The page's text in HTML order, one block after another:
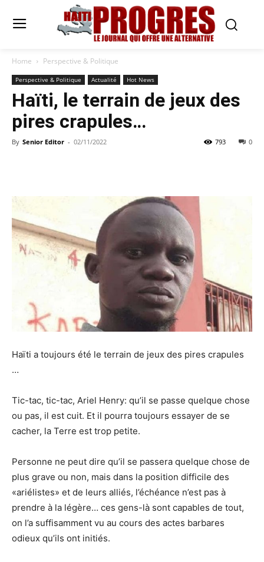
Home Perspective & Politique
Perspective & Politique Actualité Hot News
Haïti, le terrain de jeux des
pires crapules…
By Senior Editor - 02/11/2022 0
793
Haïti a toujours été le terrain de jeux des pires crapules
…
Tic-tac, tic-tac, Ariel Henry: qu’il se passe quelque chose
ou pas, il est cuit. Et il pourra toujours essayer de se
cacher, la Terre est trop petite.
Personne ne peut dire qu’il se passera quelque chose de
plus grave ou non, mais dans la position difficile des
«ariélistes» et de leurs alliés, l’échéance n’est pas à
prendre à la légère… ces gens-là sont capables de tout,
on l’a suffisamment vu au cours des actes barbares
odieux qu’ils ont initiés.